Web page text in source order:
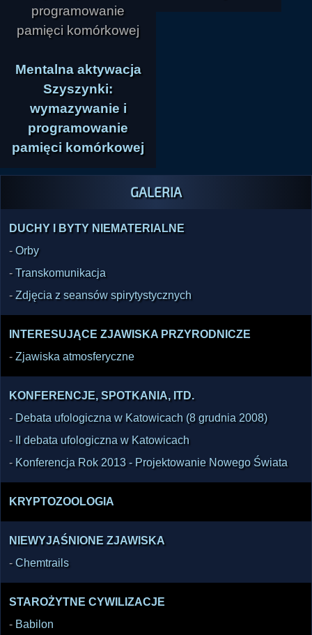
Mentalna aktywacja
Szyszynki:
wymazywanie i
programowanie
pamięci komórkowej
GALERIA
DUCHY I BYTY NIEMATERIALNE
-Orby
-Transkomunikacja
-Zdjęcia z seansów spirytystycznych
INTERESUJĄCE ZJAWISKA PRZYRODNICZE
- Zjawiska atmosferyczne
KONFERENCJE, SPOTKANIA, ITD.
- Debata ufologiczna w Katowicach (8 grudnia 2008)
- II debata ufologiczna w Katowicach
- Konferencja Rok 2013 - Projektowanie Nowego Świata
KRYPTOZOOLOGIA
NIEWYJAŚNIONE ZJAWISKA
-Chemtrails
STAROŻYTNE CYWILIZACJE
- Babilon